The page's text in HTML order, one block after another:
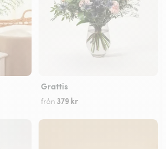
Grattis
från 379 kr